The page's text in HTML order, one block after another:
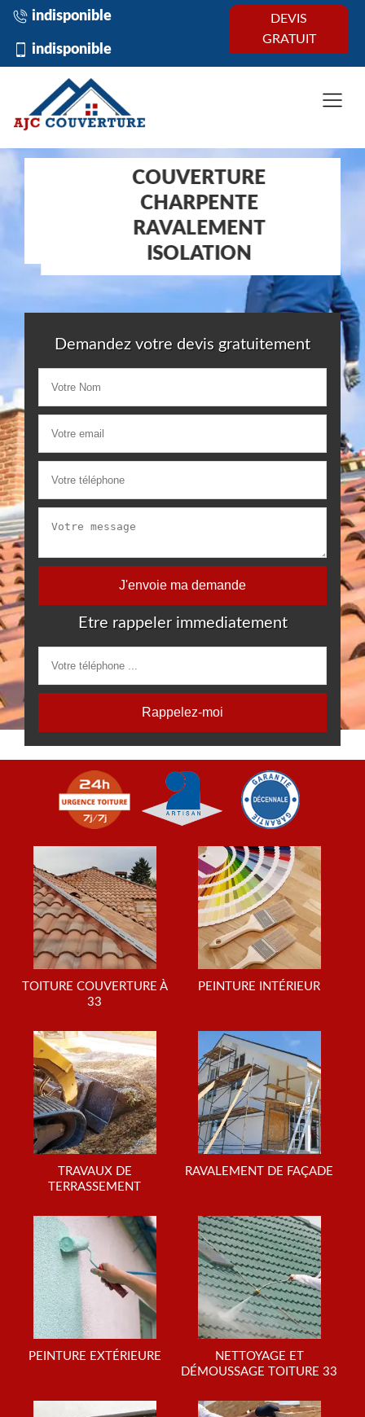
indisponible
indisponible
DEVIS
GRATUIT
COUVERTURE
CHARPENTE
RAVALEMENT
ISOLATION
Demandez votre devis gratuitement
Etre rappeler immediatement
TOITURE COUVERTURE À
33
PEINTURE INTÉRIEUR
TRAVAUX DE
TERRASSEMENT
RAVALEMENT DE FAÇADE
PEINTURE EXTÉRIEURE
NETTOYAGE ET
DÉMOUSSAGE TOITURE 33